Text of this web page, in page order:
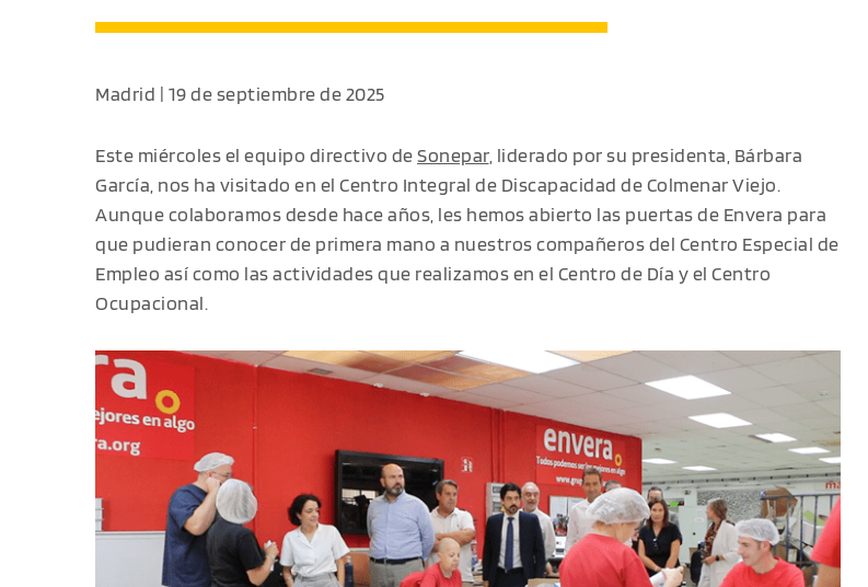
Madrid | 19 de septiembre de 2025
Este miércoles el equipo directivo deSonepar, liderado por su presidenta, Bárbara
García, nos ha visitado en el Centro Integral de Discapacidad de Colmenar Viejo.
Aunque colaboramos desde hace años, les hemos abierto las puertas de Envera para
que pudieran conocer de primera mano a nuestros compañeros del Centro Especial de
Empleo así como las actividades que realizamos en el Centro de Día y el Centro
Ocupacional.